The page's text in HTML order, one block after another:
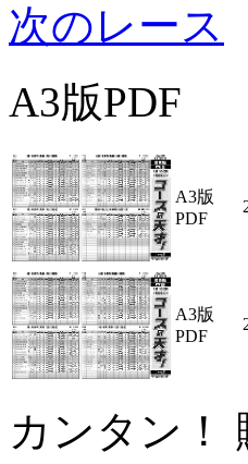
次のレース
A3版PDF
A3版
PDF
A3版
PDF
カンタン！